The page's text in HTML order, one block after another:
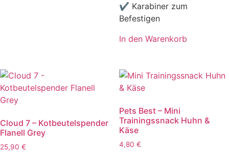
✔ Karabiner zum
Befestigen
In den Warenkorb
Cloud 7 – Kotbeutelspender
Flanell Grey
25,90 €
Pets Best – Mini
Trainingssnack Huhn &
Käse
4,80 €